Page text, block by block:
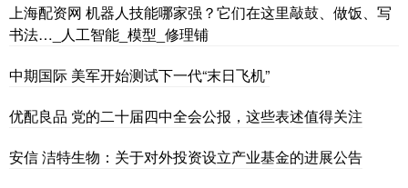
上海配资网 机器人技能哪家强？它们在这里敲鼓、做饭、写
书法…_人工智能_模型_修理铺
中期国际 美军开始测试下一代“末日飞机”
优配良品 党的二十届四中全会公报，这些表述值得关注
安信 洁特生物：关于对外投资设立产业基金的进展公告